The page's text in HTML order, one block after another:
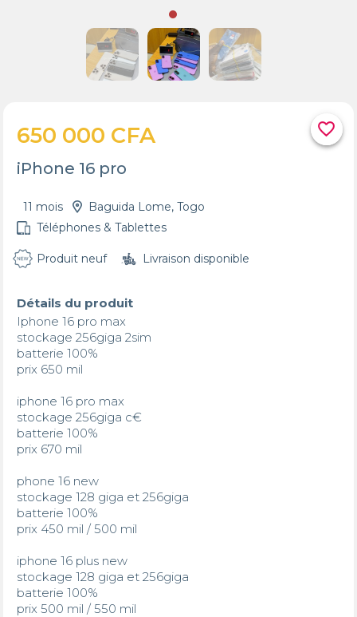
favorite_border
650 000 CFA
iPhone 16 pro
11 mois
Baguida Lome, Togo
Téléphones & Tablettes
Produit neuf Livraison disponible
Détails du produit
Iphone 16 pro max
stockage 256giga 2sim
batterie 100%
prix 650 mil
iphone 16 pro max
stockage 256giga c€
batterie 100%
prix 670 mil
phone 16 new
stockage 128 giga et 256giga
batterie 100%
prix 450 mil / 500 mil
iphone 16 plus new
stockage 128 giga et 256giga
batterie 100%
prix 500 mil / 550 mil